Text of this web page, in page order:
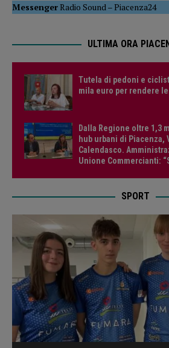
MessengerRadio Sound –Piacenza24
ULTIMA ORA
Tutela di pedoni e
mila euro per rendere
Dalla Regione oltre 1,3
hub urbani di Piacenza,
Calendasco.
Unione Commercianti:
SPORT